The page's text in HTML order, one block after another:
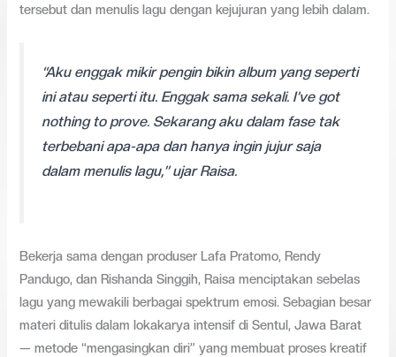
tersebut dan menulis lagu dengan kejujuran yang lebih dalam.
“Aku enggak mikir pengin bikin album yang seperti
ini atau seperti itu. Enggak sama sekali. I’ve got
nothing to prove. Sekarang aku dalam fase tak
terbebani apa-apa dan hanya ingin jujur saja
dalam menulis lagu,” ujar Raisa.
Bekerja sama dengan produser Lafa Pratomo, Rendy
Pandugo, dan Rishanda Singgih, Raisa menciptakan sebelas
lagu yang mewakili berbagai spektrum emosi. Sebagian besar
materi ditulis dalam lokakarya intensif di Sentul, Jawa Barat
— metode “mengasingkan diri” yang membuat proses kreatif